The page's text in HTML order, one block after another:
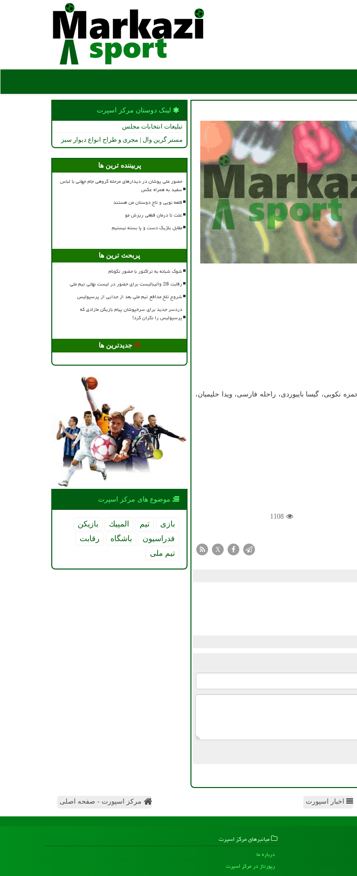
نکویی، گیسا بایبوردی، راحله فارسی، ویدا حلیمیان،
1108
X
لینک دوستان مركز اسپرت
تبلیغات انتخابات مجلس
مستر گرین وال | مجری و طراح انواع دیوار سبز
پربیننده ترین ها
حضور ملی پوشان در دیدارهای مرحله گروهی جام جهانی با لباس
سفید به همراه عکس
قلعه نویی و تاج دوستان من هستند
علت تا درمان قطعی ریزش مو
مقابل بلژیک دست و پا بسته نیستیم
پربحث ترین ها
شوک شبانه به تراکتور با حضور نکونام
رقابت 28 والیبالیست برای حضور در لیست نهائی تیم ملی
شروع تلخ مدافع تیم ملی بعد از جدایی از پرسپولیس
دردسر جدید برای سرخپوشان پیام بازیکن مازادی که
پرسپولیس را نگران کرد!
جدیدترین ها
موضوع های مركز اسپرت
بازی تیم المپیك
بازیكن
فدراسیون
باشگاه
رقابت
تیم ملی
اخبار اسپورت مرکز اسپورت - صفحه اصلی
میانبرهای مركز اسپرت
درباره ما
رپورتاژ در مركز اسپرت